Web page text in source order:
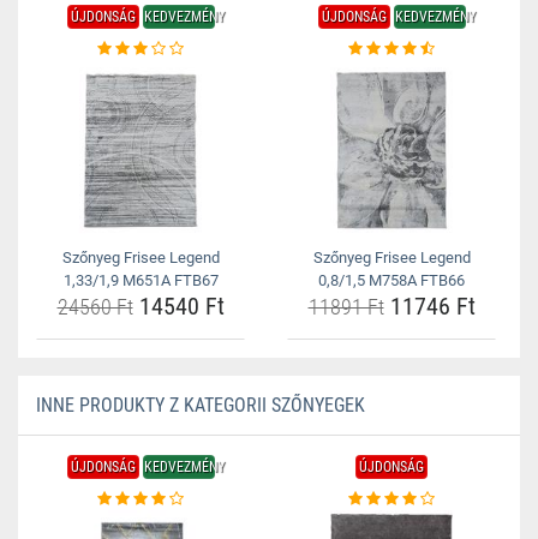
ÚJDONSÁG KEDVEZMÉNY
Szőnyeg Frisee Legend
1,33/1,9 M651A FTB67
24560 Ft14540 Ft
ÚJDONSÁG KEDVEZMÉNY
Szőnyeg Frisee Legend
0,8/1,5 M758A FTB66
11891 Ft11746 Ft
INNE PRODUKTY Z KATEGORII SZŐNYEGEK
ÚJDONSÁG KEDVEZMÉNY ÚJDONSÁG